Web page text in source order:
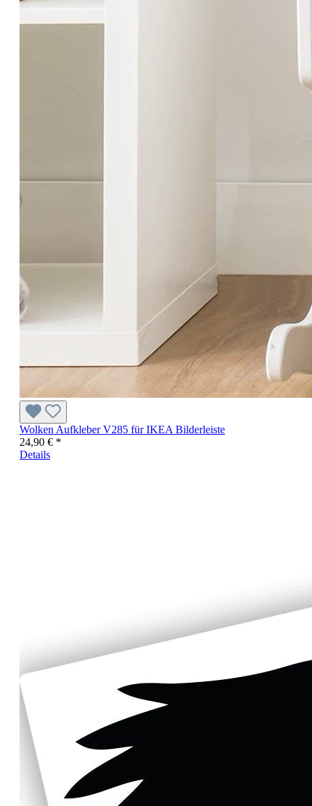
Wolken Aufkleber V285 für IKEA Bilderleiste
24,90 € *
Details